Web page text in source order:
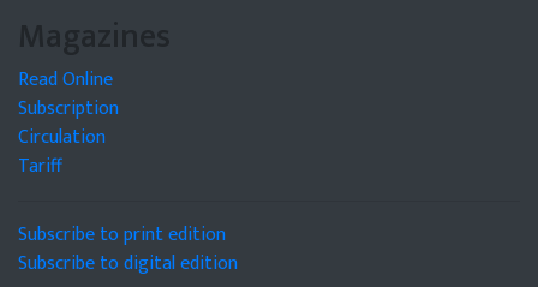
Magazines
Read Online
Subscription
Circulation
Tariff
Subscribe to print edition
Subscribe to digital edition